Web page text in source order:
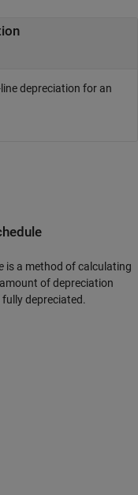
depreciation for an
is a method of calculating
of depreciation
depreciated.